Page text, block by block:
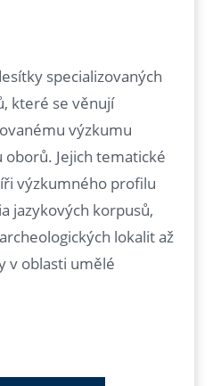
specializovaných
které se věnují
výzkumu
Jejich tematické
výzkumného profilu
jazykových korpusů,
lokalit až
v oblasti umělé